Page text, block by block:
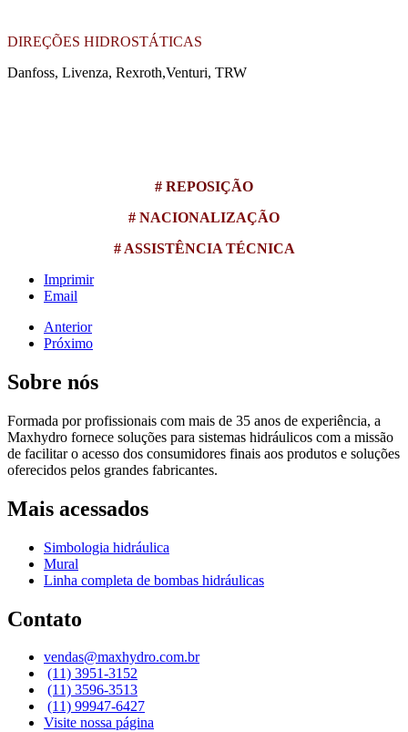
DIREÇÕES HIDROSTÁTICAS
Danfoss, Livenza, Rexroth,Venturi, TRW
# REPOSIÇÃO
# NACIONALIZAÇÃO
# ASSISTÊNCIA TÉCNICA
Imprimir
Email
Anterior
Próximo
Sobre nós
Formada por profissionais com mais de 35 anos de experiência, a
Maxhydro fornece soluções para sistemas hidráulicos com a missão
de facilitar o acesso dos consumidores finais aos produtos e soluções
oferecidos pelos grandes fabricantes.
Mais acessados
Simbologia hidráulica
Mural
Linha completa de bombas hidráulicas
Contato
vendas@maxhydro.com.br
(11) 3951-3152
(11) 3596-3513
(11) 99947-6427
Visite nossa página